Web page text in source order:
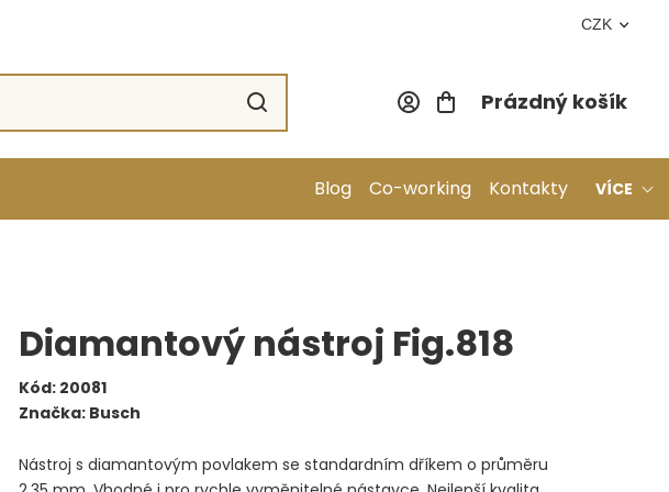
CZK
Nákupní
Prázdný košík
Blog Co-working Kontakty VÍCE
Diamantový nástroj Fig.818
Kód: 20081
Značka: Busch
Nástroj s diamantovým povlakem se standardním dříkem o průměru